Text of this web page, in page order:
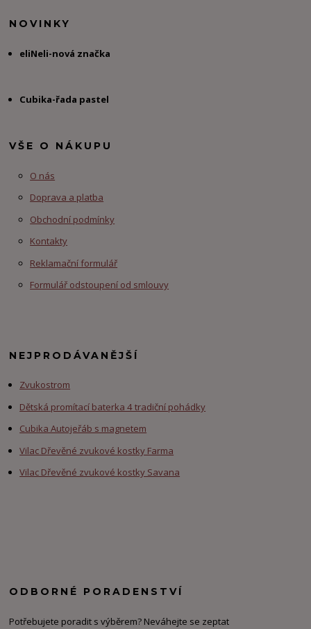
NOVINKY
eliNeli-nová značka
Cubika-řada pastel
VŠE O NÁKUPU
O nás
Doprava a platba
Obchodní podmínky
Kontakty
Reklamační formulář
Formulář odstoupení od smlouvy
NEJPRODÁVANĚJŠÍ
Zvukostrom
Dětská promítací baterka 4 tradiční pohádky
Cubika Autojeřáb s magnetem
Vilac Dřevěné zvukové kostky Farma
Vilac Dřevěné zvukové kostky Savana
ODBORNÉ PORADENSTVÍ
Potřebujete poradit s výběrem? Neváhejte se zeptat